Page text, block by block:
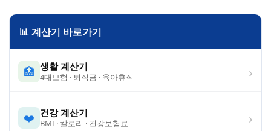
📊 계산기 바로가기
🏥 생활 계산기
4대보험 · 퇴직금 · 육아휴직 ›
❤️ 건강 계산기
BMI · 칼로리 · 건강보험료 ›